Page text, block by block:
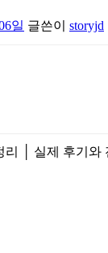
일 글쓴이 storyjd